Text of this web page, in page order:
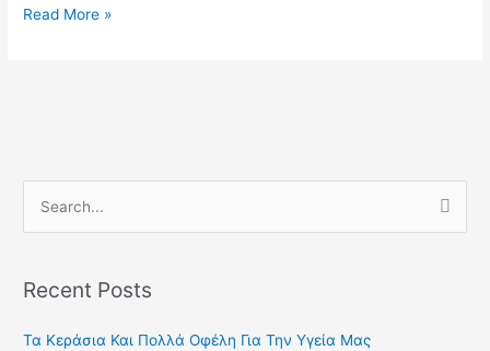
Read More »
rRecent Posts
Τα Κεράσια Και Πολλά Οφέλη Για Την Υγεία Μας